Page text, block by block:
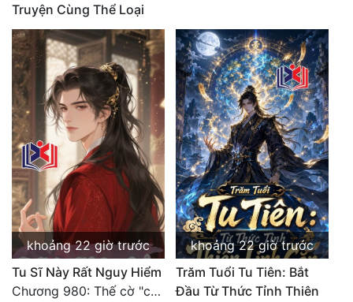
Sảng Văn
Sắc
Sủng
Thanh Xuân
Tiên Hiệp
Tiểu Thuyết
Trinh Thám
Triều Đấu
Trùng Sinh
Trọng Sinh
Truyện Cùng Thể Loại
khoảng 22 giờ trước
Tu Sĩ Này Rất Nguy Hiểm
Chương 980: Thế cờ "chết đi sống"
khoảng 22 giờ trước
Trăm Tuổi Tu Tiên: Bắt
Đầu Từ Thức Tỉnh Thiên